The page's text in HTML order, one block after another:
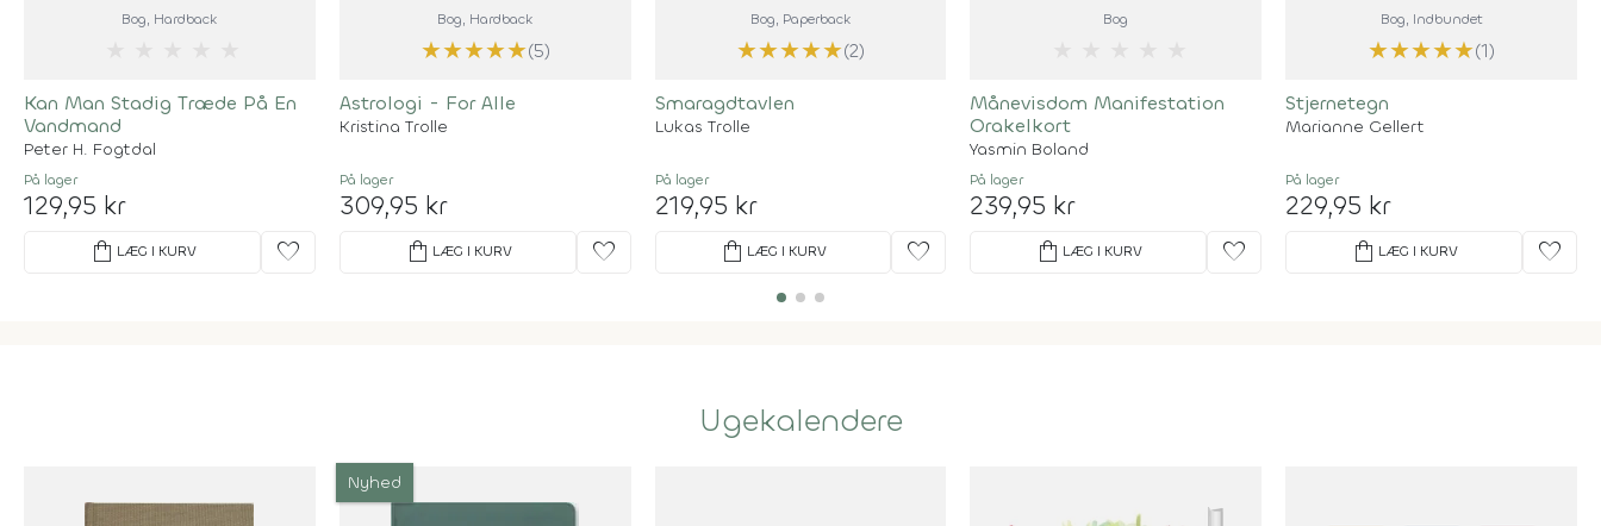
Bog, Hardback
Kan Man Stadig Træde På En
Vandmand
Peter H. Fogtdal
På lager
129,95 kr
shopping_bag LÆG I KURV favorite
Bog, Hardback
★★★★★(5)
Astrologi - For Alle
Kristina Trolle
På lager
309,95 kr
shopping_bag LÆG I KURV favorite
Bog, Paperback
★★★★★(2)
Smaragdtavlen
Lukas Trolle
På lager
219,95 kr
shopping_bag LÆG I KURV favorite
Bog
Månevisdom Manifestation
Orakelkort
Yasmin Boland
På lager
239,95 kr
shopping_bag LÆG I KURV favorite
Bog, Indbundet
★★★★★(1)
Stjernetegn
Marianne Gellert
På lager
229,95 kr
shopping_bag LÆG I KURV favorite
Ugekalendere
Nyhed